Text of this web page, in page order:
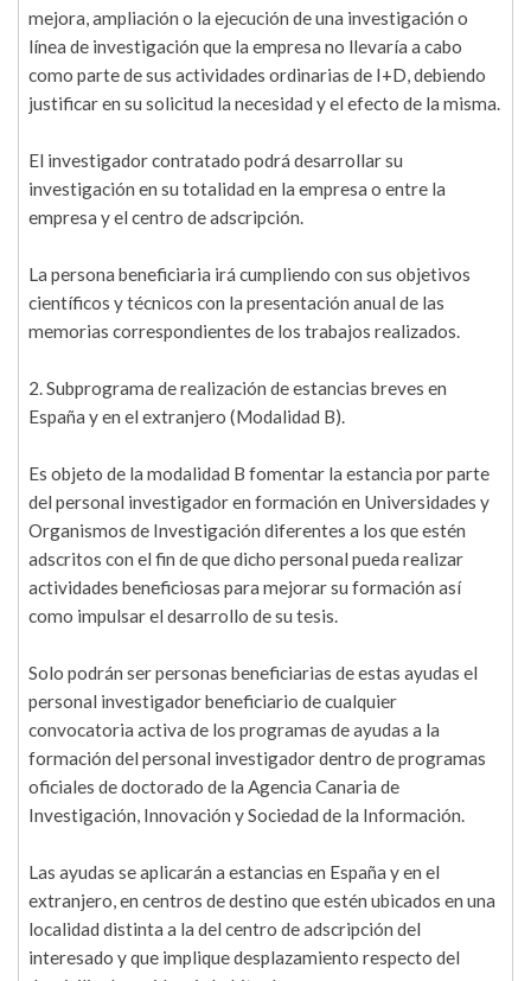
mejora, ampliación o la ejecución de una investigación o
línea de investigación que la empresa no llevaría a cabo
como parte de sus actividades ordinarias de I+D, debiendo
justificar en su solicitud la necesidad y el efecto de la misma.
El investigador contratado podrá desarrollar su
investigación en su totalidad en la empresa o entre la
empresa y el centro de adscripción.
La persona beneficiaria irá cumpliendo con sus objetivos
científicos y técnicos con la presentación anual de las
memorias correspondientes de los trabajos realizados.
2. Subprograma de realización de estancias breves en
España y en el extranjero (Modalidad B).
Es objeto de la modalidad B fomentar la estancia por parte
del personal investigador en formación en Universidades y
Organismos de Investigación diferentes a los que estén
adscritos con el fin de que dicho personal pueda realizar
actividades beneficiosas para mejorar su formación así
como impulsar el desarrollo de su tesis.
Solo podrán ser personas beneficiarias de estas ayudas el
personal investigador beneficiario de cualquier
convocatoria activa de los programas de ayudas a la
formación del personal investigador dentro de programas
oficiales de doctorado de la Agencia Canaria de
Investigación, Innovación y Sociedad de la Información.
Las ayudas se aplicarán a estancias en España y en el
extranjero, en centros de destino que estén ubicados en una
localidad distinta a la del centro de adscripción del
interesado y que implique desplazamiento respecto del